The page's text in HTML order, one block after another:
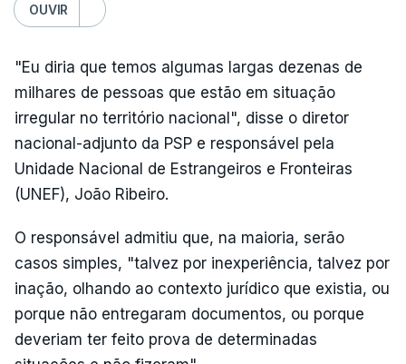
OUVIR
"Eu diria que temos algumas largas dezenas de
milhares de pessoas que estão em situação
irregular no território nacional", disse o diretor
nacional-adjunto da PSP e responsável pela
Unidade Nacional de Estrangeiros e Fronteiras
(UNEF), João Ribeiro.
O responsável admitiu que, na maioria, serão
casos simples, "talvez por inexperiência, talvez por
inação, olhando ao contexto jurídico que existia, ou
porque não entregaram documentos, ou porque
deveriam ter feito prova de determinadas